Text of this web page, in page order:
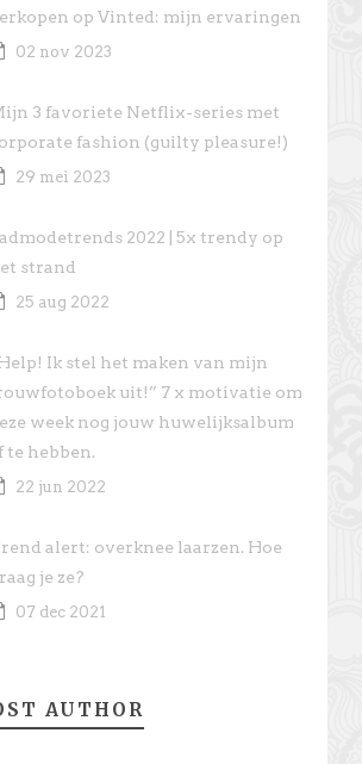
op Vinted: mijn ervaringen
02 nov 2023
3 favoriete Netflix-series met
fashion (guilty pleasure!)
29 mei 2023
2022 | 5x trendy op
strand
25 aug 2022
Ik stel het maken van mijn
uit!” 7 x motivatie om
week nog jouw huwelijksalbum
te hebben.
22 jun 2022
alert: overknee laarzen. Hoe
je ze?
07 dec 2021
AUTHOR